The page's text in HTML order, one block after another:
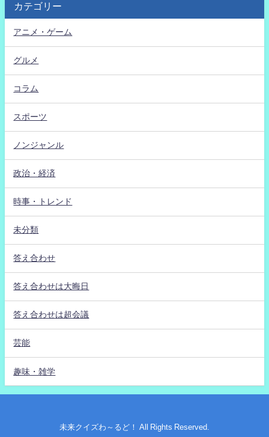
カテゴリー
アニメ・ゲーム
グルメ
コラム
スポーツ
ノンジャンル
政治・経済
時事・トレンド
未分類
答え合わせ
答え合わせは大晦日
答え合わせは超会議
芸能
趣味・雑学
未来クイズわ～るど！ All Rights Reserved.